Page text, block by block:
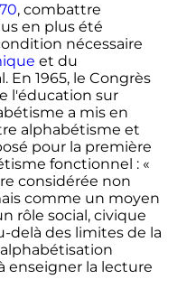
, combattre
en plus été
nécessaire
et du
1965, le Congrès
l'éducation sur
a mis en
alphabétisme et
pour la première
fonctionnel : «
considérée non
comme un moyen
rôle social, civique
delà des limites de la
enseigner la lecture